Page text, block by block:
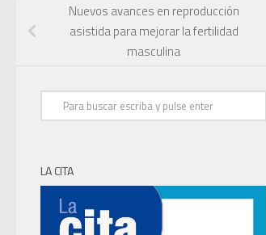
Nuevos avances en reproducción
asistida para mejorar la fertilidad
masculina
LA CITA